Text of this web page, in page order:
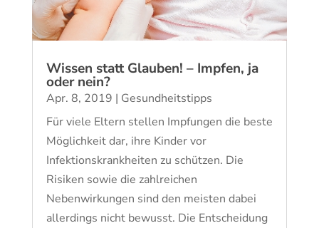
Wissen statt Glauben! – Impfen, ja
oder nein?
Apr. 8, 2019 | Gesundheitstipps
Für viele Eltern stellen Impfungen die beste
Möglichkeit dar, ihre Kinder vor
Infektionskrankheiten zu schützen. Die
Risiken sowie die zahlreichen
Nebenwirkungen sind den meisten dabei
allerdings nicht bewusst. Die Entscheidung